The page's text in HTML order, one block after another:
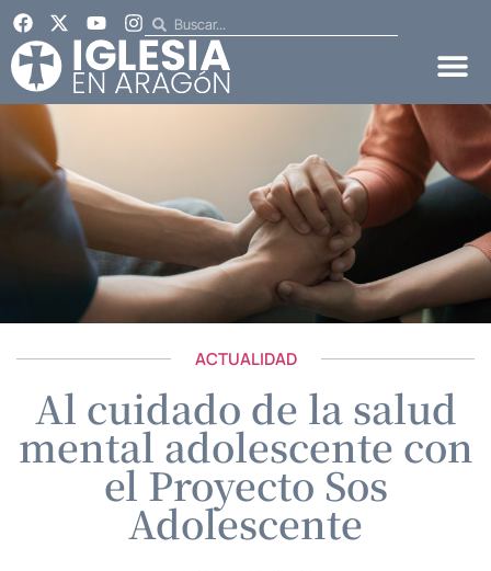
ACTUALIDAD
Al cuidado de la salud
mental adolescente con
el Proyecto Sos
Adolescente